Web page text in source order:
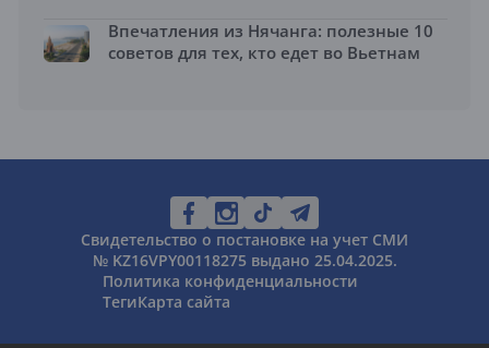
Впечатления из Нячанга: полезные 10
советов для тех, кто едет во Вьетнам
Свидетельство о постановке на учет СМИ
№ KZ16VPY00118275 выдано 25.04.2025.
Политика конфиденциальности
ТегиКарта сайта